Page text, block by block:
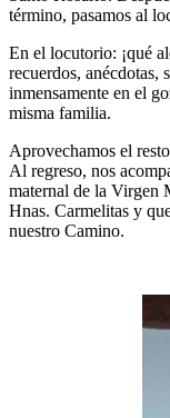
término, pasamos al
En el locutorio: ¡qué
recuerdos, anécdotas,
inmensamente en el
misma familia.
Aprovechamos el
Al regreso, nos
maternal de la Virgen
Hnas. Carmelitas y
nuestro Camino.